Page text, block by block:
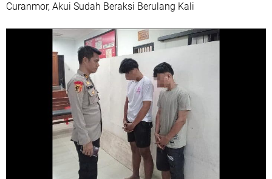
Curanmor, Akui Sudah Beraksi Berulang Kali